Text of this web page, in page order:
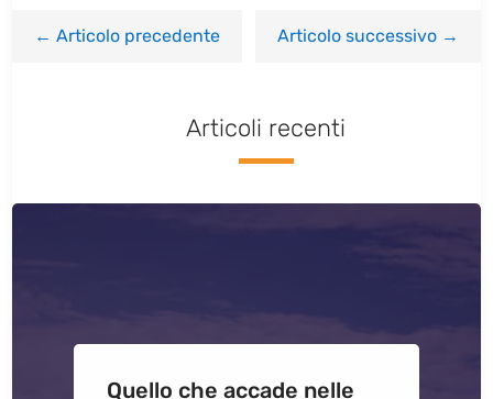
←Articolo precedente Articolo successivo→
Articoli recenti
Quello che accade nelle